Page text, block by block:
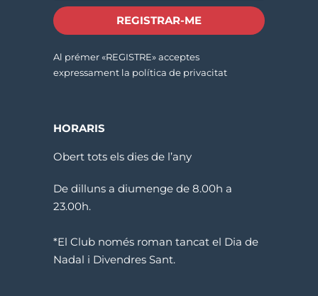
REGISTRAR-ME
Al prémer «REGISTRE» acceptes
expressament la política de privacitat
HORARIS
Obert tots els dies de l’any
De dilluns a diumenge de 8.00h a
23.00h.
*El Club només roman tancat el Dia de
Nadal i Divendres Sant.